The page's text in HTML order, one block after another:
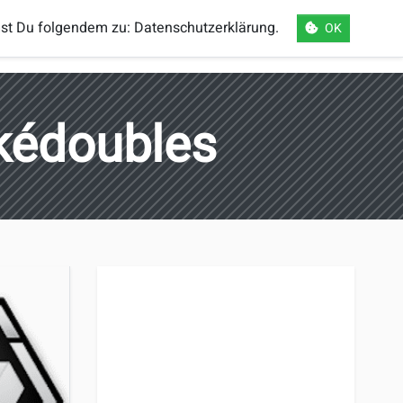
Sprache
Du folgendem zu: Datenschutzerklärung. OK